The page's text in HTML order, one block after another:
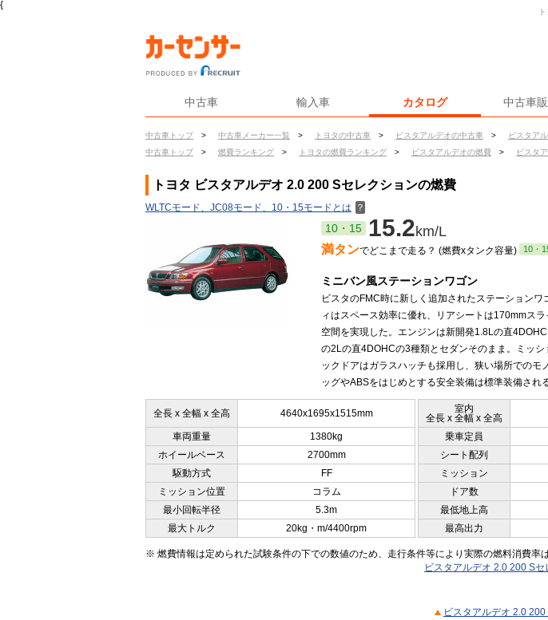
{
中古車 輸入車 カタログ 中古車
中古車トップ > 中古車メーカー一覧 > トヨタの中古車 > ビスタアルデオの中古車 > ビスタア
中古車トップ
> 燃費ランキング > トヨタの燃費ランキング > ビスタアルデオの燃費 > ビスタ
トヨタ ビスタアルデオ 2.0 200 Sセレクションの燃費
WLTCモード、JC08モード、10・15モードとは ？
10・15 15.2km/L
満タンでどこまで走る？ (燃費xタンク容量) 10・
ミニバン風ステーションワゴン
ビスタのFMC時に新しく追加されたステーション
ィはスペース効率に優れ、リアシートは170mmス
空間を実現した。エンジンは新開発1.8Lの直
の2Lの直4DOHCの3種類とセダンそのまま。ミッ
ックドアはガラスハッチも採用し、狭い場所でのモ
ッグやABSをはじめとする安全装備は標準装備され
全長 x 全幅 x 全高 4640x1695x1515mm
室内
全長 x 全幅 x 全高
車両重量 1380kg 乗車定員
ホイールベース
2700mm シート配列
駆動方式
FF ミッション
ミッション位置
コラム ドア数
最小回転半径
5.3m 最低地上高
最大トルク
20kg・m/4400rpm 最高出力
※ 燃費情報は定められた試験条件の下での数値のため、走行条件等により実際の燃料消費率は
ビスタアルデオ 2.0 200 S
ビスタアルデオ 2.0